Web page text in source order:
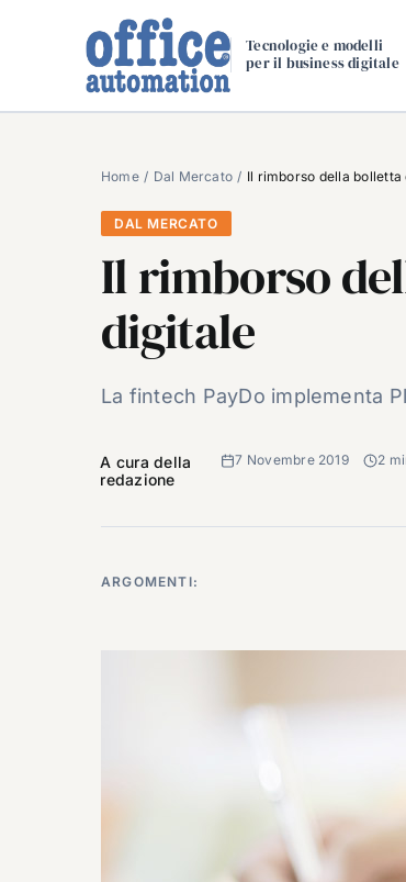
Tecnologie e modelli
per il business digitale
Home Dal Mercato Il rimborso della
DAL MERCATO
Il rimborso
digitale
La fintech PayDo implementa
A cura della
redazione
7 Novembre 2019 2
ARGOMENTI: